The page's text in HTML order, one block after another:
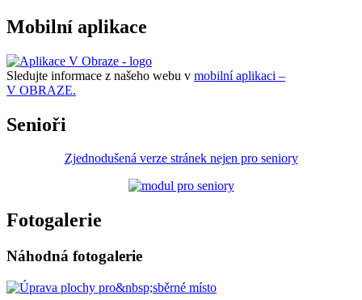
Mobilní aplikace
Sledujte informace z našeho webu v mobilní aplikaci –
V OBRAZE.
Senioři
Zjednodušená verze stránek nejen pro seniory
Fotogalerie
Náhodná fotogalerie